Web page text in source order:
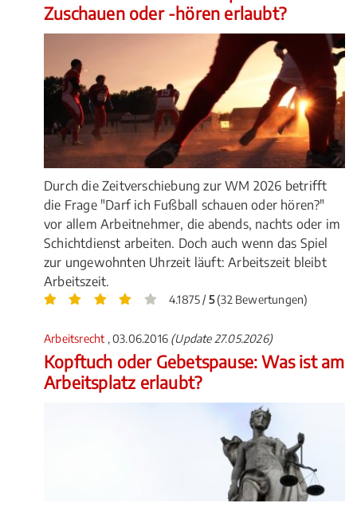
Zuschauen oder -hören erlaubt?
Durch die Zeitverschiebung zur WM 2026 betrifft
die Frage "Darf ich Fußball schauen oder hören?"
vor allem Arbeitnehmer, die abends, nachts oder im
Schichtdienst arbeiten. Doch auch wenn das Spiel
zur ungewohnten Uhrzeit läuft: Arbeitszeit bleibt
Arbeitszeit.
4.1875 / 5(32 Bewertungen)
Arbeitsrecht , 03.06.2016 (Update 27.05.2026)
Kopftuch oder Gebetspause: Was ist am
Arbeitsplatz erlaubt?